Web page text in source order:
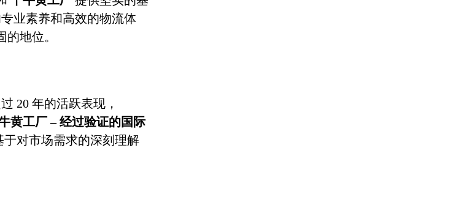
业素养和高效的物流体
地位。
20 年的活跃表现，
黄工厂 – 经过验证的国际
对市场需求的深刻理解